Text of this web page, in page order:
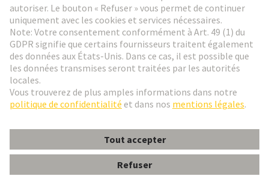
Social Media
France Français
© HARTING Technology Group
ContactPolitique de confidentialité